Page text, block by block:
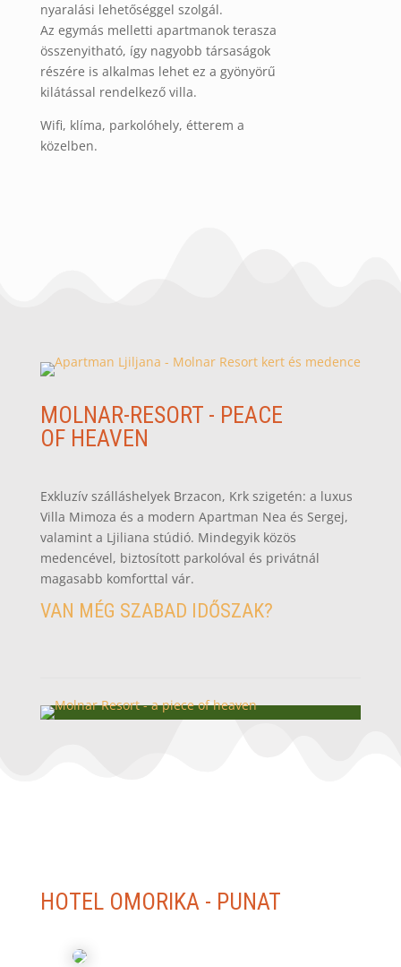
nyaralási lehetőséggel szolgál.
Az egymás melletti apartmanok terasza
összenyitható, így nagyobb társaságok
részére is alkalmas lehet ez a gyönyörű
kilátással rendelkező villa.
Wifi, klíma, parkolóhely, étterem a
közelben.
MOLNAR-RESORT - PEACE
OF HEAVEN
Exkluzív szálláshelyek Brzacon, Krk szigetén: a luxus
Villa Mimoza és a modern Apartman Nea és Sergej,
valamint a Ljiliana stúdió. Mindegyik közös
medencével, biztosított parkolóval és privátnál
magasabb komforttal vár.
VAN MÉG SZABAD IDŐSZAK?
HOTEL OMORIKA - PUNAT